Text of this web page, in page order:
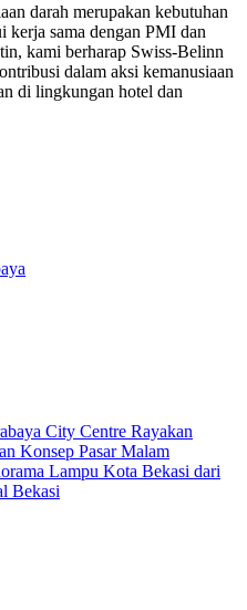
darah merupakan kebutuhan
sama dengan PMI dan
kami berharap Swiss-Belinn
dalam aksi kemanusiaan
di lingkungan hotel dan
City Centre Rayakan
Konsep Pasar Malam
Lampu Kota Bekasi dari
Bekasi